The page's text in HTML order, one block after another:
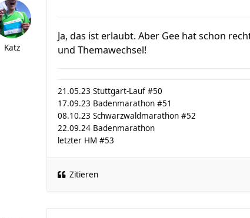
Katz
Ja, das ist erlaubt. Aber Gee hat schon
und Themawechsel!
21.05.23 Stuttgart-Lauf #50
17.09.23 Badenmarathon #51
08.10.23 Schwarzwaldmarathon #52
22.09.24 Badenmarathon
letzter HM #53
Zitieren